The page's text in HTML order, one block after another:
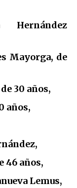
Hernández
Mayorga, de
30 años,
años,
46 años,
Lemus,